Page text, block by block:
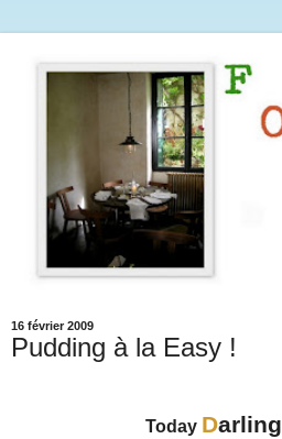
16 février 2009
Pudding à la Easy !
Today Darling